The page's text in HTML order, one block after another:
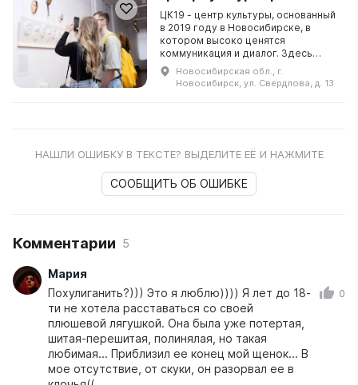
ЦК19 - центр культуры, основанный
в 2019 году в Новосибирске, в
котором высоко ценятся
коммуникация и диалог. Здесь
проводятся выставочные,
просветительские и музыкальные
Новосибирская обл., г.
Новосибирск, ул. Свердлова, д. 13
НАШЛИ ОШИБКУ В ТЕКСТЕ? ВЫДЕЛИТЕ ЕЁ И НАЖМИТЕ
СООБЩИТЬ ОБ ОШИБКЕ
Комментарии 5
Мария
Похулиганить?))) Это я люблю)))) Я лет до 18-
ти не хотела расставаться со своей
плюшевой лягушкой. Она была уже потертая,
шитая-перешитая, полинялая, но такая
любимая... Приблизил ее конец мой щенок... В
мое отсутствие, от скуки, он разорвал ее в
0